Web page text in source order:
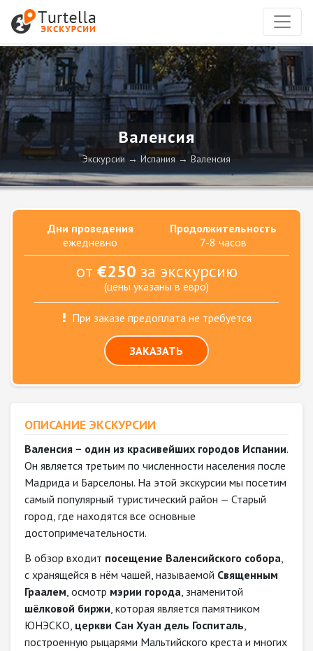
Валенсия
Экскурсии Испания Валенсия
Дни проведения
ежедневно
Продолжительность
7-8 часов
от €250 за экскурсию
(цены указаны в евро)
При заказе предоплата не требуется
ЗАКАЗАТЬ
ОПИСАНИЕ ЭКСКУРСИИ
Валенсия – один из красивейших городов Испании.
Он является третьим по численности населения после
Мадрида и Барселоны. На этой экскурсии мы посетим
самый популярный туристический район — Старый
город, где находятся все основные
достопримечательности.
В обзор входит посещение Валенсийского собора,
с хранящейся в нём чашей, называемой Священным
Граалем, осмотр мэрии города, знаменитой
шёлковой биржи, которая является памятником
ЮНЭСКО, церкви Сан Хуан дель Госпиталь,
построенную рыцарями Мальтийского креста и многих